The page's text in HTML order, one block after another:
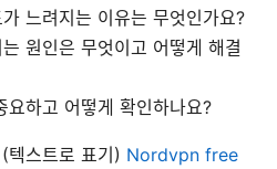
느려지는 이유는 무엇인가요?
원인은 무엇이고 어떻게 해결
하고 어떻게 확인하나요?
텍스트로 표기) Nordvpn free